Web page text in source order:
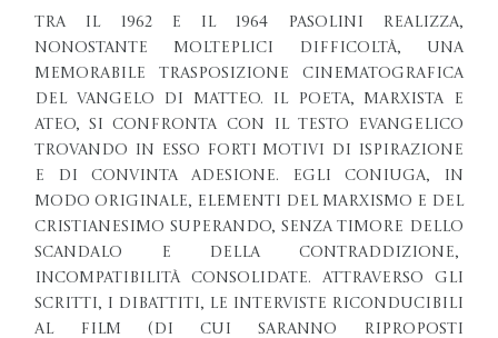
Tra il 1962 e il 1964 Pasolini realizza,
nonostante molteplici difficoltà, una
memorabile trasposizione cinematografica
del Vangelo di Matteo. Il poeta, marxista e
ateo, si confronta con il testo evangelico
trovando in esso forti motivi di ispirazione
e di convinta adesione. Egli coniuga, in
modo originale, elementi del marxismo e del
cristianesimo superando, senza timore dello
scandalo e della contraddizione,
incompatibilità consolidate. Attraverso gli
scritti, i dibattiti, le interviste riconducibili
al film (di cui saranno riproposti